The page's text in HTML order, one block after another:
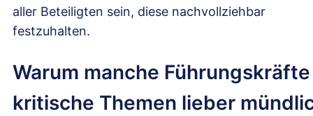
aller Beteiligten sein, diese nachvollziehbar
festzuhalten.
Warum manche Führungskräfte
kritische Themen lieber